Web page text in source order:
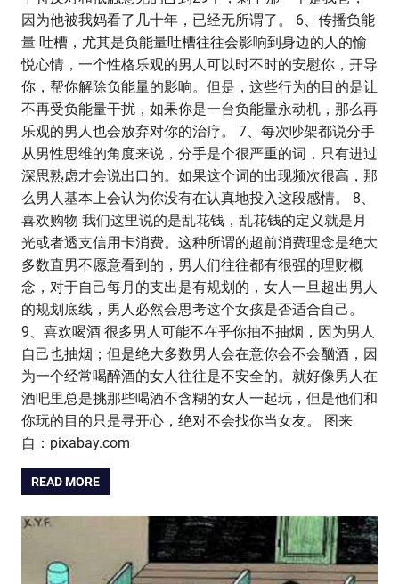
因为他被我妈看了几十年，已经无所谓了。 6、传播负能
量 吐槽，尤其是负能量吐槽往往会影响到身边的人的愉
悦心情，一个性格乐观的男人可以时不时的安慰你，开导
你，帮你解除负能量的影响。但是，这些行为的目的是让
不再受负能量干扰，如果你是一台负能量永动机，那么再
乐观的男人也会放弃对你的治疗。 7、每次吵架都说分手
从男性思维的角度来说，分手是个很严重的词，只有进过
深思熟虑才会说出口的。如果这个词的出现频次很高，那
么男人基本上会认为你没有在认真地投入这段感情。 8、
喜欢购物 我们这里说的是乱花钱，乱花钱的定义就是月
光或者透支信用卡消费。这种所谓的超前消费理念是绝大
多数直男不愿意看到的，男人们往往都有很强的理财概
念，对于自己每月的支出是有规划的，女人一旦超出男人
的规划底线，男人必然会思考这个女孩是否适合自己。
9、喜欢喝酒 很多男人可能不在乎你抽不抽烟，因为男人
自己也抽烟；但是绝大多数男人会在意你会不会酗酒，因
为一个经常喝醉酒的女人往往是不安全的。就好像男人在
酒吧里总是挑那些喝酒不含糊的女人一起玩，但是他们和
你玩的目的只是寻开心，绝对不会找你当女友。 图来
自：pixabay.com
READ MORE